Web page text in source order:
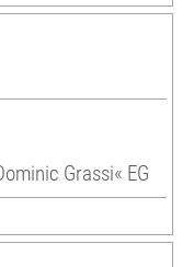
Grassi« EG